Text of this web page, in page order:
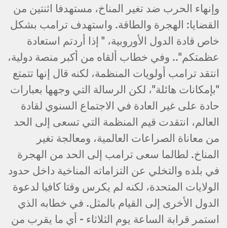
وإنهاء الحرب ضد تغير المناخ، مستهدفا اثنتين من
القضايا: الهجرة والطاقة. واستهدف ترامب بشكل
خاص قادة الدول الأوروبية، " إذا أردتم استعادة
عظمتكم".. وفي خطاب ألقاه من أكبر منصة دولية،
انتقد ترامب أولويات المنظمة، لكنه قال إنها تتمتع
"بإمكانات هائلة"، لكن الرسالة التي وجهها بعبارات
حادة على غير العادة في الاجتماع السنوي لقادة
العالم، انتقدت قيم المنظمة التي تسعى إلى الحد
من معاناة الصراعات العالمية، ومعالجة تغير
المناخ. لطالما سعى ترامب إلى الحد من الهجرة
في بلده والتخلي عن التزاماته المناخية داخل حدود
الولايات المتحدة، لكنه لم يكرس وقتا كافيا لدعوة
الدول الأخرى إلى القيام بالمثل. في خطابه الذي
استمر قرابة الساعة يوم الثلاثاء - أي ما يقرب من